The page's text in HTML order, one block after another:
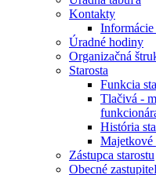
Kontakty
Úradné hodiny
Organizačná
Starosta
Funkcia
Tlačivá -
História
Majetkové
Zástupca starostu
Obecné